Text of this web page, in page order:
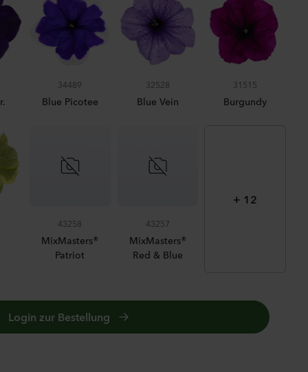
2
sp.
34489
Blue Picotee
32528
Blue Vein
31515
Burgundy
43258
MixMasters®
Patriot
43257
MixMasters®
Red & Blue
+ 12
Login zur Bestellung